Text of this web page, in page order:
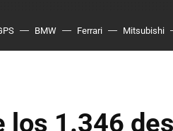
BMW Ferrari Mitsubishi
los 1.346